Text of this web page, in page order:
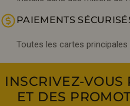
PAIEMENTS
Toutes les cartes
INSCRIVEZ-VOUS
ET DES